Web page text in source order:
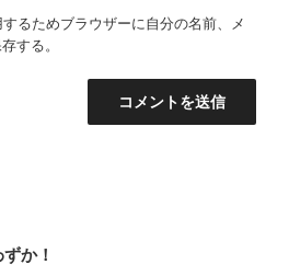
るためブラウザーに自分の名前、メ
する。
か！